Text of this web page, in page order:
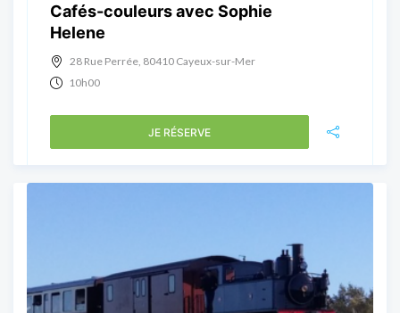
Cafés-couleurs avec Sophie
Helene
28 Rue Perrée, 80410 Cayeux-sur-Mer
10h00
JE RÉSERVE